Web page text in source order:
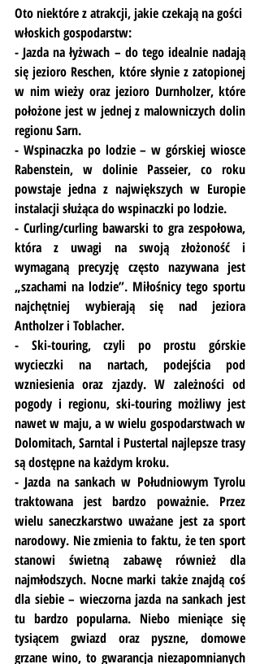
Oto niektóre z atrakcji, jakie czekają na gości
włoskich gospodarstw:
- Jazda na łyżwach – do tego idealnie nadają
się jezioro Reschen, które słynie z zatopionej
w nim wieży oraz jezioro Durnholzer, które
położone jest w jednej z malowniczych dolin
regionu Sarn.
- Wspinaczka po lodzie – w górskiej wiosce
Rabenstein, w dolinie Passeier, co roku
powstaje jedna z największych w Europie
instalacji służąca do wspinaczki po lodzie.
- Curling/curling bawarski to gra zespołowa,
która z uwagi na swoją złożoność i
wymaganą precyzję często nazywana jest
„szachami na lodzie”. Miłośnicy tego sportu
najchętniej wybierają się nad jeziora
Antholzer i Toblacher.
- Ski-touring, czyli po prostu górskie
wycieczki na nartach, podejścia pod
wzniesienia oraz zjazdy. W zależności od
pogody i regionu, ski-touring możliwy jest
nawet w maju, a w wielu gospodarstwach w
Dolomitach, Sarntal i Pustertal najlepsze trasy
są dostępne na każdym kroku.
- Jazda na sankach w Południowym Tyrolu
traktowana jest bardzo poważnie. Przez
wielu saneczkarstwo uważane jest za sport
narodowy. Nie zmienia to faktu, że ten sport
stanowi świetną zabawę również dla
najmłodszych. Nocne marki także znajdą coś
dla siebie – wieczorna jazda na sankach jest
tu bardzo popularna. Niebo mieniące się
tysiącem gwiazd oraz pyszne, domowe
grzane wino, to gwarancja niezapomnianych